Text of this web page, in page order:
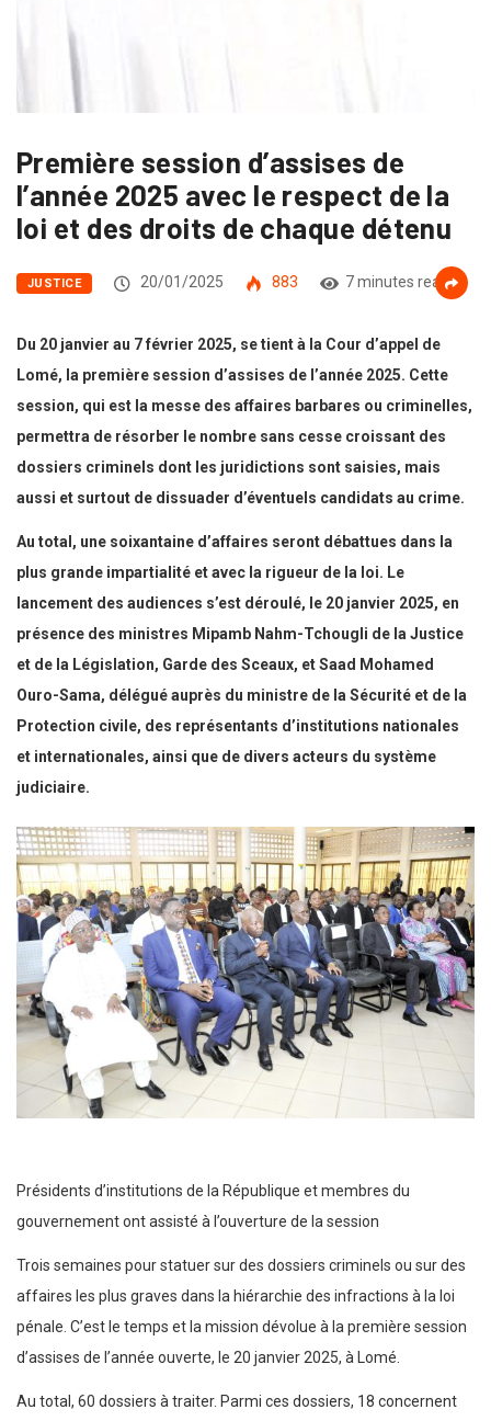
Première session d’assises de
l’année 2025 avec le respect de la
loi et des droits de chaque détenu
JUSTICE 20/01/2025 883 7 minutes read
Du 20 janvier au 7 février 2025, se tient à la Cour d’appel de
Lomé, la première session d’assises de l’année 2025. Cette
session, qui est la messe des affaires barbares ou criminelles,
permettra de résorber le nombre sans cesse croissant des
dossiers criminels dont les juridictions sont saisies, mais
aussi et surtout de dissuader d’éventuels candidats au crime.
Au total, une soixantaine d’affaires seront débattues dans la
plus grande impartialité et avec la rigueur de la loi. Le
lancement des audiences s’est déroulé, le 20 janvier 2025, en
présence des ministres Mipamb Nahm-Tchougli de la Justice
et de la Législation, Garde des Sceaux, et Saad Mohamed
Ouro-Sama, délégué auprès du ministre de la Sécurité et de la
Protection civile, des représentants d’institutions nationales
et internationales, ainsi que de divers acteurs du système
judiciaire.
Présidents d’institutions de la République et membres du
gouvernement ont assisté à l’ouverture de la session
Trois semaines pour statuer sur des dossiers criminels ou sur des
affaires les plus graves dans la hiérarchie des infractions à la loi
pénale. C’est le temps et la mission dévolue à la première session
d’assises de l’année ouverte, le 20 janvier 2025, à Lomé.
Au total, 60 dossiers à traiter. Parmi ces dossiers, 18 concernent